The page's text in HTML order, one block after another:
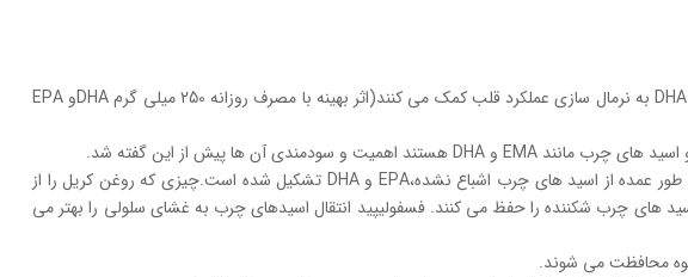
OMEGA KRILL نوعی مکمل غذایی بر پایه امگاه ۳، اسید های چرب به خصوص EPA و DHA موجود در روغن کریل قطبی است. EPA و DHA به نرمال سازی عملکرد قلب کمک می کنند(اثر بهینه با مصرف روزانه 250 میلی گرم DHAو EPA
کریل(krill)،بزرگترین توده زیستی این سیاره را تشکیل می دهد و به عنوان یکی از پایدار ترین مواد در طبیعت می باشد. روغن کریل به طور عمده از اسید های چرب اشباع نشده،EPA و DHA تشکیل شده است.چیزی که روغن کریل را از
های چرب شکننده را حفظ می کنند. فسفولیپید انتقال اسیدهای چرب به غشای سلولی را بهتر می
محافظت می شوند.